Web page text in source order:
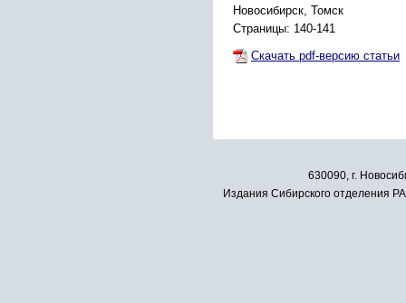
Новосибирск, Томск
Страницы: 140-141
Скачать pdf-версию статьи
630090, г.
Издания Сибирского отделения